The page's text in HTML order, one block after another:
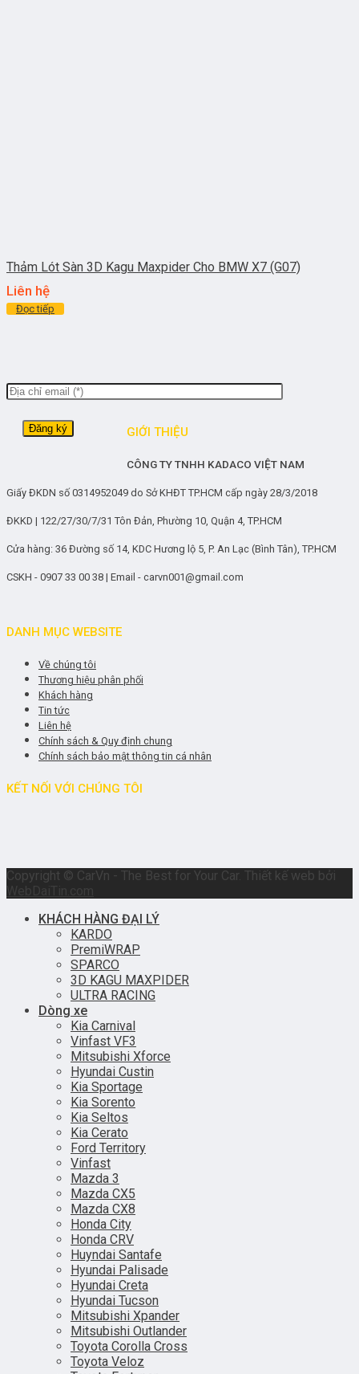
Thảm Lót Sàn 3D Kagu Maxpider Cho BMW X7 (G07)
Liên hệ
Đọc tiếp
GIỚI THIỆU
CÔNG TY TNHH KADACO VIỆT NAM
Giấy ĐKDN số 0314952049 do Sở KHĐT TP.HCM cấp ngày 28/3/2018
ĐKKD | 122/27/30/7/31 Tôn Đản, Phường 10, Quận 4, TP.HCM
Cửa hàng: 36 Đường số 14, KDC Hương lộ 5, P. An Lạc (Bình Tân), TP.HCM
CSKH - 0907 33 00 38 | Email - carvn001@gmail.com
DANH MỤC WEBSITE
Về chúng tôi
Thương hiệu phân phối
Khách hàng
Tin tức
Liên hệ
Chính sách & Quy định chung
Chính sách bảo mật thông tin cá nhân
KẾT NỐI VỚI CHÚNG TÔI
Copyright © CarVn - The Best for Your Car. Thiết kế web bởi
WebDaiTin.com
KHÁCH HÀNG ĐẠI LÝ
KARDO
PremiWRAP
SPARCO
3D KAGU MAXPIDER
ULTRA RACING
Dòng xe
Kia Carnival
Vinfast VF3
Mitsubishi Xforce
Hyundai Custin
Kia Sportage
Kia Sorento
Kia Seltos
Kia Cerato
Ford Territory
Vinfast
Mazda 3
Mazda CX5
Mazda CX8
Honda City
Honda CRV
Huyndai Santafe
Hyundai Palisade
Hyundai Creta
Hyundai Tucson
Mitsubishi Xpander
Mitsubishi Outlander
Toyota Corolla Cross
Toyota Veloz